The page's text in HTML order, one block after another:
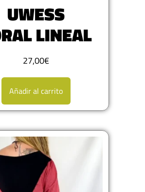
UWESS
LINEAL
27,00€
Añadir al carrito